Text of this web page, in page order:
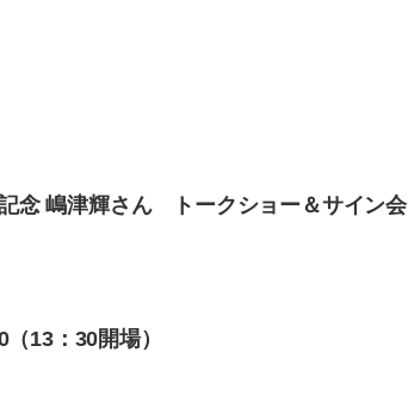
念 嶋津輝さん トークショー＆サイン会
13：30開場）